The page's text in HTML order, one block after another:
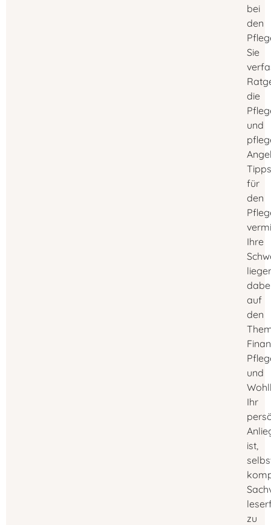
bei
den
Sie
die
und
Tipps
für
den
Ihre
auf
den
und
Ihr
ist,
zu